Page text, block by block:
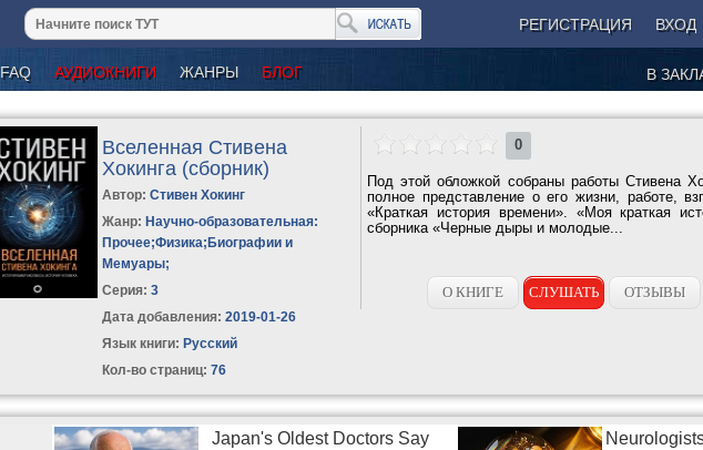
РЕГИСТРАЦИЯ ВХОД
FAQ АУДИОКНИГИ ЖАНРЫ БЛОГ В
Вселенная Стивена
Хокинга (сборник)
Автор:Стивен Хокинг
Жанр: Научно-образовательная:
Прочее;Физика; Биографии и
Мемуары;
Серия:3
Дата добавления: 2019-01-26
Язык книги: Русский
Кол-во страниц: 76
0
Под этой обложкой собраны работы Стивена
полное представление о его жизни, работе,
«Краткая история времени». «Моя краткая
сборника «Черные дыры и молодые...
О КНИГЕ СЛУШАТЬ ОТЗЫВЫ